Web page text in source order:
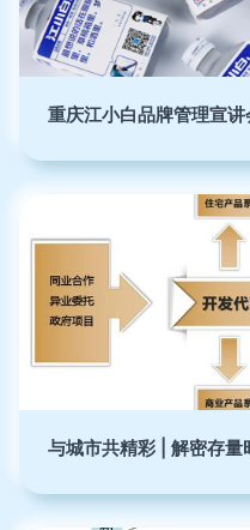
重庆江小白品牌管理宣
与城市共精彩 | 解密存量